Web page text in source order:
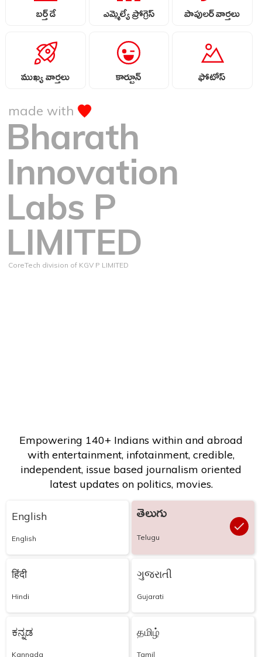
బర్త్ డే ఎమ్మెల్యే ప్రోగ్రెస్ పాపులర్ వార్తలు
ముఖ్య వార్తలు కార్టూన్ ఫోటోస్
made with
Bharath
Innovation
Labs P
LIMITED
CoreTech division of KGV P LIMITED
Empowering 140+ Indians within and abroad
with entertainment, infotainment, credible,
independent, issue based journalism oriented
latest updates on politics, movies.
English
English
తెలుగు
Telugu
हिंदी
Hindi
ગુજરાતી
Gujarati
ಕನ್ನಡ
Kannada
தமிழ்
Tamil